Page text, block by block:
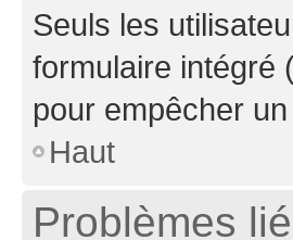
Seuls les
formulaire intégré
pour empêcher
Haut
Problèmes